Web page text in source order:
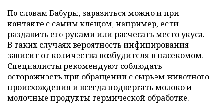
По словам Бабуры, заразиться можно и при
контакте с самим клещом, например, если
раздавить его руками или расчесать место укуса.
В таких случаях вероятность инфицирования
зависит от количества возбудителя в насекомом.
Специалисты рекомендуют соблюдать
осторожность при обращении с сырьем животного
происхождения и всегда подвергать молоко и
молочные продукты термической обработке.